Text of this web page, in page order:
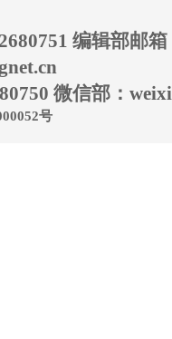
编辑部邮箱
微信部：
号